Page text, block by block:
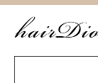
HOME